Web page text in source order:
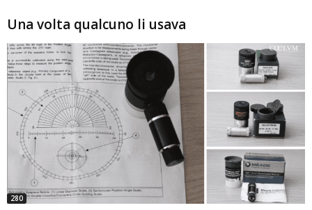
Una volta qualcuno li usava
280